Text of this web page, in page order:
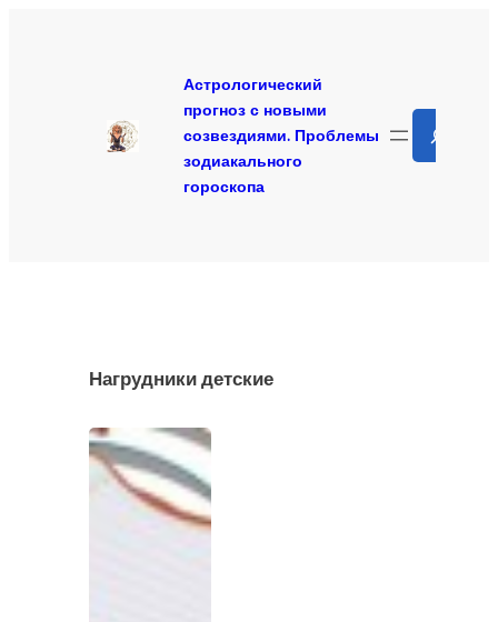
Астрологический
прогноз с новыми
созвездиями. Проблемы
зодиакального
гороскопа
Нагрудники детские